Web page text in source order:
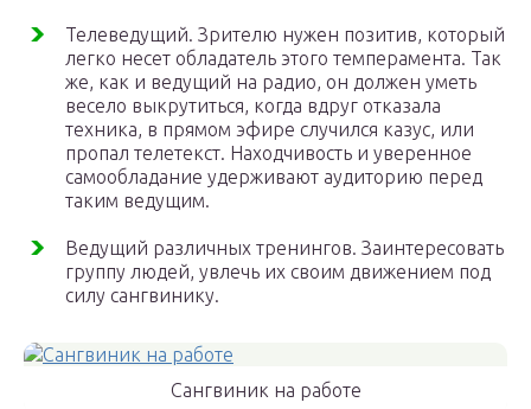
Телеведущий. Зрителю нужен позитив, который
легко несет обладатель этого темперамента. Так
же, как и ведущий на радио, он должен уметь
весело выкрутиться, когда вдруг отказала
техника, в прямом эфире случился казус, или
пропал телетекст. Находчивость и уверенное
самообладание удерживают аудиторию перед
таким ведущим.
Ведущий различных тренингов. Заинтересовать
группу людей, увлечь их своим движением под
силу сангвинику.
Сангвиник на работе